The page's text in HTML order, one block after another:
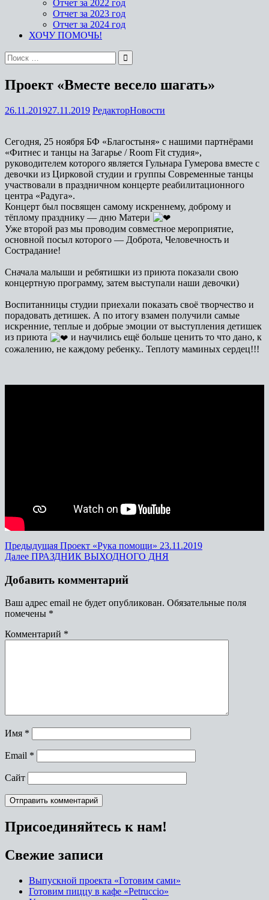
Отчет за 2022 год
Отчет за 2023 год
Отчет за 2024 год
ХОЧУ ПОМОЧЬ!
Проект «Вместе весело шагать»
26.11.201927.11.2019 РедакторНовости
Сегодня, 25 ноября БФ «Благостыня» с нашими партнёрами
«Фитнес и танцы на Загарье / Room Fit студия»,
руководителем которого является Гульнара Гумерова вместе с
девочки из Цирковой студии и группы Современные танцы
участвовали в праздничном концерте реабилитационного
центра «Радуга».
Концерт был посвящен самому искреннему, доброму и
тёплому празднику — дню Матери
Уже второй раз мы проводим совместное мероприятие,
основной посыл которого — Доброта, Человечность и
Сострадание!
Сначала малыши и ребятишки из приюта показали свою
концертную программу, затем выступали наши девочки)
Воспитанницы студии приехали показать своё творчество и
порадовать детишек. А по итогу взамен получили самые
искренние, теплые и добрые эмоции от выступления детишек
из приюта
и научились ещё больше ценить то что дано, к
сожалению, не каждому ребенку.. Теплоту маминых сердец!!!
Предыдущая Проект «Рука помощи» 23.11.2019
Далее ПРАЗДНИК ВЫХОДНОГО ДНЯ
Добавить комментарий
Ваш адрес email не будет опубликован. Обязательные поля
помечены *
Комментарий *
Имя *
Email *
Сайт
Присоединяйтесь к нам!
Свежие записи
Выпускной проекта «Готовим сами»
Готовим пиццу в кафе «Petruccio»